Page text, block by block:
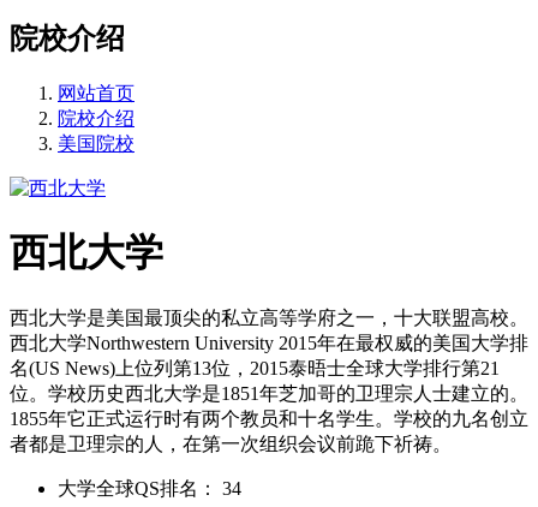
院校介绍
网站首页
院校介绍
美国院校
西北大学
西北大学是美国最顶尖的私立高等学府之一，十大联盟高校。
西北大学Northwestern University 2015年在最权威的美国大学排
名(US News)上位列第13位，2015泰晤士全球大学排行第21
位。学校历史西北大学是1851年芝加哥的卫理宗人士建立的。
1855年它正式运行时有两个教员和十名学生。学校的九名创立
者都是卫理宗的人，在第一次组织会议前跪下祈祷。
大学全球QS排名： 34